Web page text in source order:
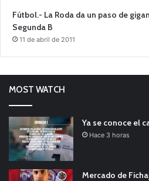
Fútbol.- La Roda da un paso de
Segunda B
11 de abril de 2011
MOST WATCH
Ya se conoce el
Hace 3 horas
Mercado de